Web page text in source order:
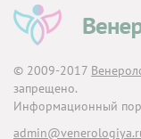
© 2009-2017
запрещено.
Информационный